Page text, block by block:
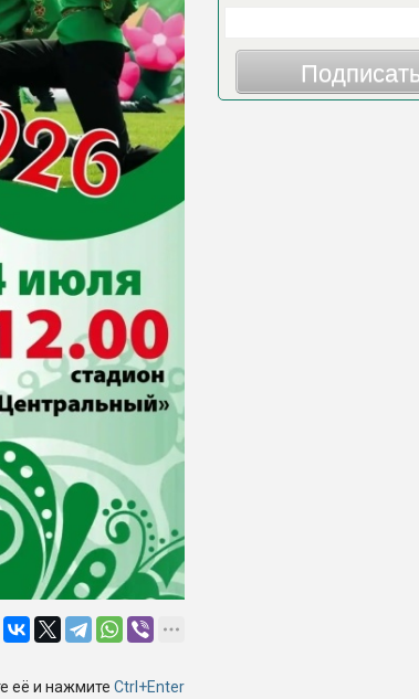
её и нажмите Ctrl+Enter